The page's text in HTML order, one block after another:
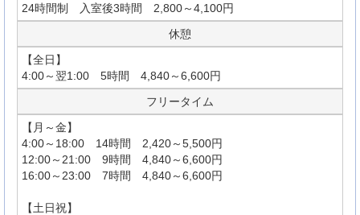
24時間制 入室後3時間 2,800～4,100円
休憩
【全日】
4:00～翌1:00 5時間 4,840～6,600円
フリータイム
【月～金】
4:00～18:00 14時間 2,420～5,500円
12:00～21:00 9時間 4,840～6,600円
16:00～23:00 7時間 4,840～6,600円
【土日祝】